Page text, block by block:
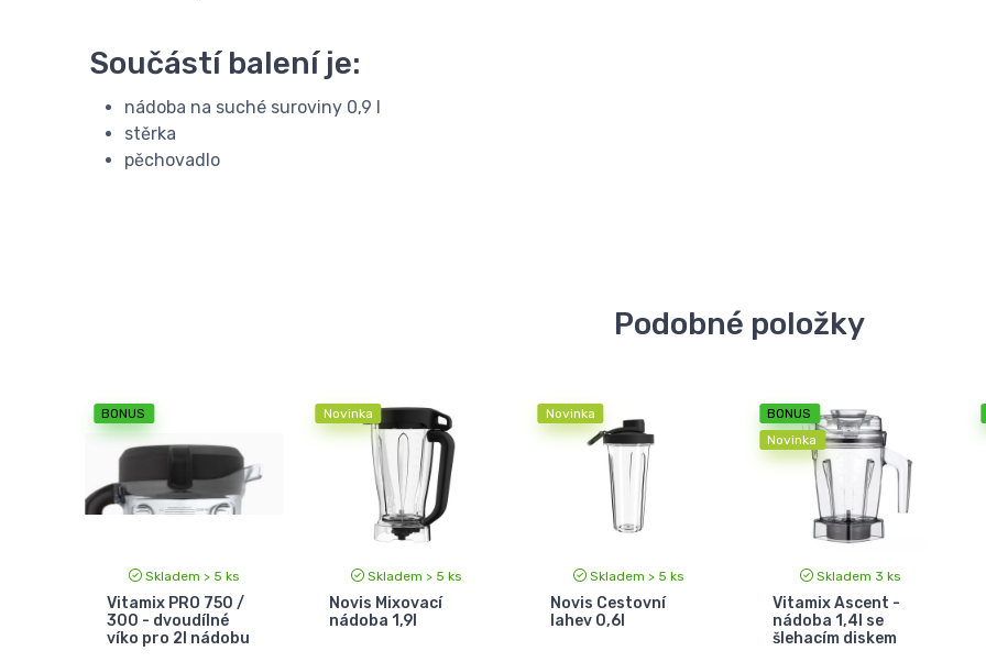
Součástí balení je:
nádoba na suché suroviny 0,9 l
stěrka
pěchovadlo
Podobné položky
BONUS
Skladem > 5 ks
Vitamix PRO 750 /
300 - dvoudílné
víko pro 2l nádobu
Novinka
Skladem > 5 ks
Novis Mixovací
nádoba 1,9l
Novinka
Skladem > 5 ks
Novis Cestovní
lahev 0,6l
BONUS
Novinka
Skladem 3 ks
Vitamix Ascent -
nádoba 1,4l se
šlehacím diskem